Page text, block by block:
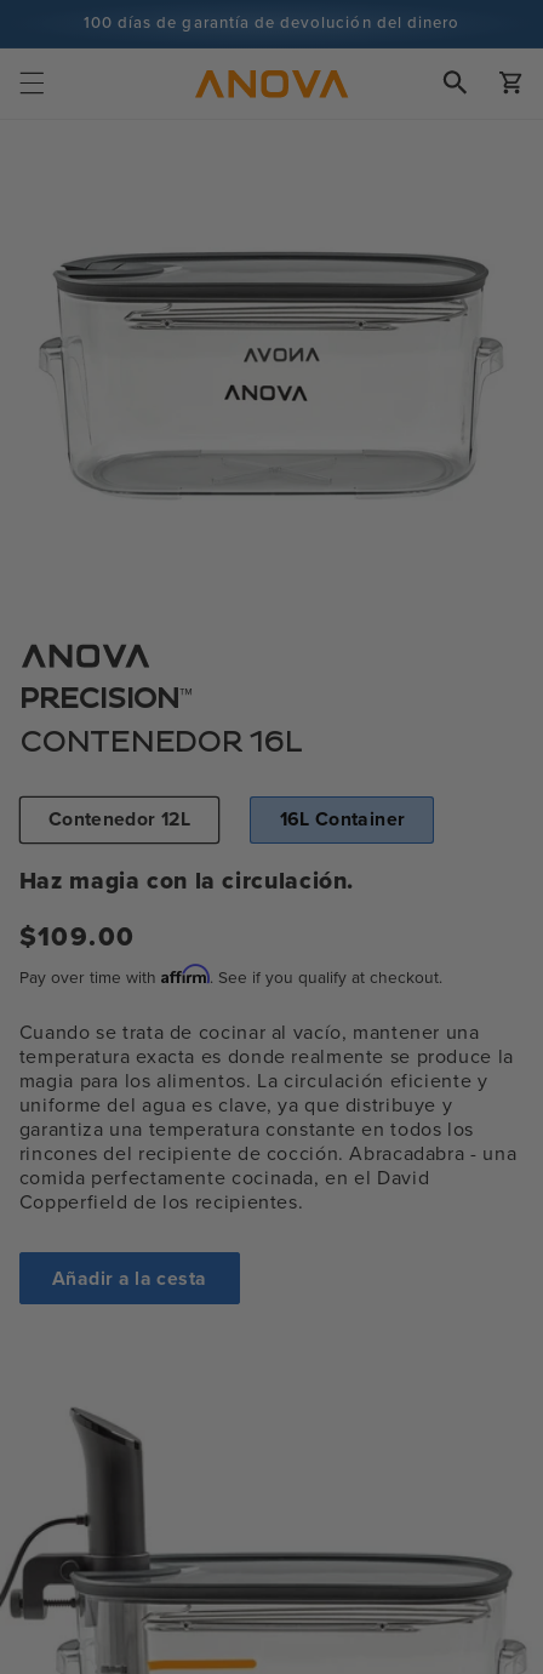
contenido100 días de garantía de devolución del dinero
Más de 100 millones de cocineros y subiendo
Carrito
medio
en
modal
PRECISION™
CONTENEDOR 16L
Contenedor 12L 16L Container
Haz magia con la circulación.
Precio
$109.00
Pay over time with Affirm. See if you qualify at checkout.
Cuando se trata de cocinar al vacío, mantener una
temperatura exacta es donde realmente se produce la
magia para los alimentos. La circulación eficiente y
uniforme del agua es clave, ya que distribuye y
garantiza una temperatura constante en todos los
rincones del recipiente de cocción. Abracadabra - una
comida perfectamente cocinada, en el David
Copperfield de los recipientes.
Añadir a la cesta